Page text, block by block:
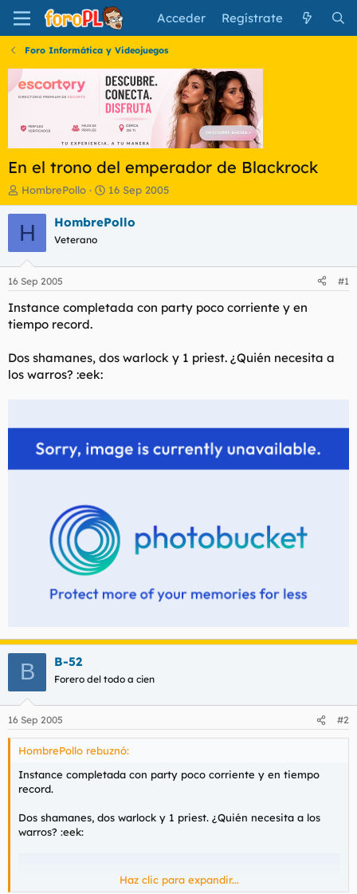
Acceder Regístrate
Foro Informática y Videojuegos
En el trono del emperador de Blackrock
I
n
i
c
a
d
o
r
e
t
e
HombrePollo
F
e
c
i
n
o
16 Sep 2005
H HombrePollo
Veterano
16 Sep 2005 #1
Instance completada con party poco corriente y en
tiempo record.
Dos shamanes, dos warlock y 1 priest. ¿Quién necesita a
los warros? :eek:
B B-52
Forero del todo a cien
16 Sep 2005 #2
HombrePollo rebuznó:
Instance completada con party poco corriente y en tiempo
record.
Dos shamanes, dos warlock y 1 priest. ¿Quién necesita a los
warros? :eek:
Haz clic para expandir...